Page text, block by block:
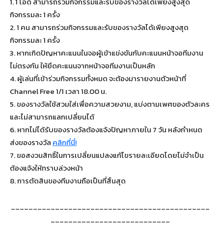
กิจกรรมละ 1 ครั้ง
2.1 คน สามารถร่วมกิจกรรมและรับของรางวัลได้เพียงสูงสุด
กิจกรรมละ 1 ครั้ง
3.หากเกิดปัญหาคะแนนในจอผู้เข้าแข่งขันกับคะแนนหน้าจอทีมงาน
ไม่ตรงกัน ให้ยึดคะแนนจากหน้าจอทีมงานเป็นหลัก
4.ผู้เล่นที่เข้าร่วมกิจกรรมทั้งหมด จะต้องมารายงานตัวหน้าที่
Channel Free 1/1 เวลา 18.00 น.
5.ของรางวัลใช้สวมใส่เพื่อความสวยงาม, แบ่งตามเพศของตัวละคร
และไม่สามารถแลกเปลี่ยนได้
6. หากไม่ได้รับของรางวัลต้องแจ้งปัญหาภายใน 7 วัน หลังกำหนด
ส่งของรางวัล คลิกที่นี่!
7. ขอสงวนสิทธิ์ในการเปลี่ยนแปลงแก้ไขรายละเอียดโดยไม่จำเป็น
ต้องแจ้งให้ทราบล่วงหน้า
8. การตัดสินของทีมงานถือเป็นที่สิ้นสุด
_____________________________________________
___________________________